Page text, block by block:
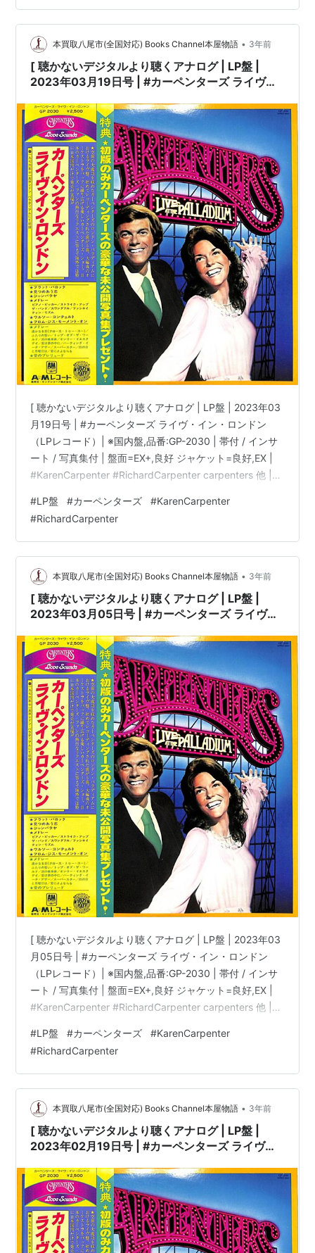
す］※［店舗併売の為、時間差で売切れの場…
本買取八尾市(全国対応) Books Channel本屋物語 • 3年前
[ 聴かないデジタルより聴くアナログ | LP盤 |
2023年03月19日号 | #カーペンターズ ライヴ・
番:GP-2030 | 帯付 / インサート / 写真集付 | 盤面
=EX+,良好 ジャケット=良好,EX |
#KarenCarpenter #RichardCarpenter
carpenters 他 |
[ 聴かないデジタルより聴くアナログ | LP盤 | 2023年03
月19日号 | #カーペンターズ ライヴ・イン・ロンドン
（LPレコード）| ※国内盤,品番:GP-2030 | 帯付 / インサ
ート / 写真集付 | 盤面=EX+,良好 ジャケット=良好,EX |
#KarenCarpenter #RichardCarpenter carpenters 他 |
インサート、写真集付]［盤面=EX+,良好］［ジャケット=
良好,EX,少しシミ]［※保護内袋を新品交換して配送致しま
す］※［店舗併売の為、時間差で売切れの場…
#LP盤 #カーペンターズ #KarenCarpenter
#RichardCarpenter
本買取八尾市(全国対応) Books Channel本屋物語 • 3年前
[ 聴かないデジタルより聴くアナログ | LP盤 |
2023年03月05日号 | #カーペンターズ ライヴ・
番:GP-2030 | 帯付 / インサート / 写真集付 | 盤面
=EX+,良好 ジャケット=良好,EX |
#KarenCarpenter #RichardCarpenter
carpenters 他 |
[ 聴かないデジタルより聴くアナログ | LP盤 | 2023年03
月05日号 | #カーペンターズ ライヴ・イン・ロンドン
（LPレコード）| ※国内盤,品番:GP-2030 | 帯付 / インサ
ート / 写真集付 | 盤面=EX+,良好 ジャケット=良好,EX |
#KarenCarpenter #RichardCarpenter carpenters 他 |
インサート、写真集付]［盤面=EX+,良好］［ジャケット=
良好,EX,少しシミ]［※保護内袋を新品交換して配送致しま
す］※［店舗併売の為、時間差で売切れの場…
#LP盤 #カーペンターズ #KarenCarpenter
#RichardCarpenter
本買取八尾市(全国対応) Books Channel本屋物語 • 3年前
[ 聴かないデジタルより聴くアナログ | LP盤 |
2023年02月19日号 | #カーペンターズ ライヴ・
番:GP-2030 | 帯付 / インサート / 写真集付 | 盤面
=EX+,良好 ジャケット=良好,EX |
#KarenCarpenter #RichardCarpenter
carpenters 他 |